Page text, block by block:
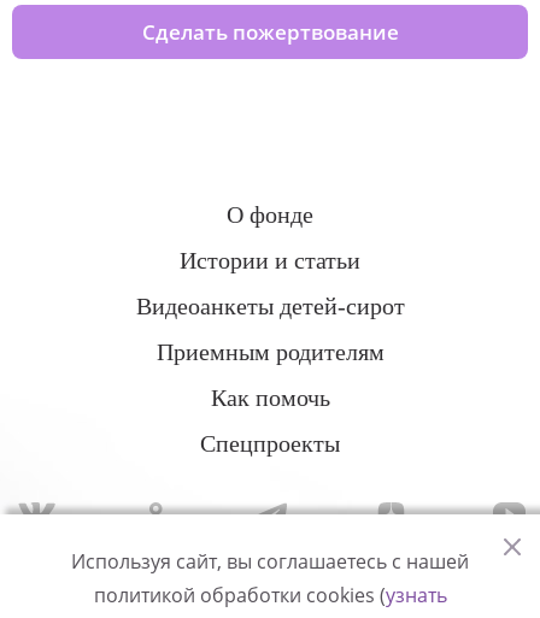
Сделать пожертвование
О фонде
Истории и статьи
Видеоанкеты детей-сирот
Приемным родителям
Как помочь
Спецпроекты
Политика конфиденциальности
Используя сайт, вы соглашаетесь с нашей
политикой обработки cookies (узнать